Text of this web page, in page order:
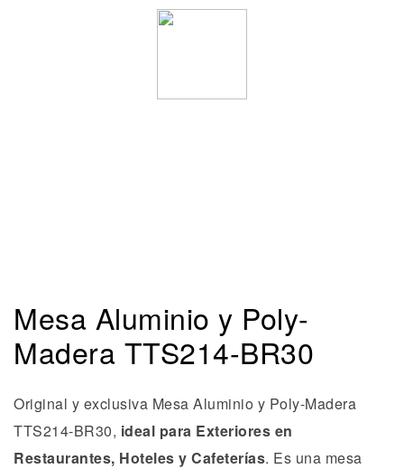
Mesa Aluminio y Poly-
Madera TTS214-BR30
Original y exclusiva Mesa Aluminio y Poly-Madera
TTS214-BR30, ideal para Exteriores en
Restaurantes, Hoteles y Cafeterías. Es una mesa